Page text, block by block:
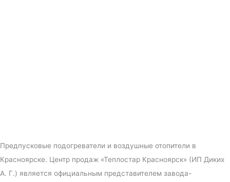
Предпусковые подогреватели и воздушные отопители в
Красноярске. Центр продаж «Теплостар Красноярск» (ИП Диких
А. Г.) является официальным представителем завода-